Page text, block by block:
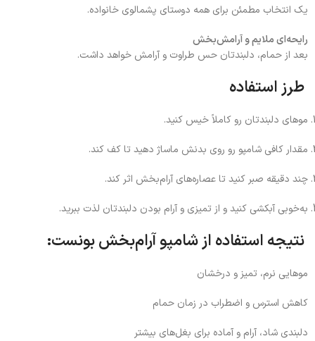
یک انتخاب مطمئن برای همه دوستای پشمالوی خانواده.
رایحه‌ای ملایم و آرامش‌بخش
بعد از حمام، دلبندتان حس طراوت و آرامش خواهد داشت.
طرز استفاده
موهای دلبندتان رو کاملاً خیس کنید.
مقدار کافی شامپو رو روی بدنش ماساژ دهید تا کف کند.
چند دقیقه صبر کنید تا عصاره‌های آرام‌بخش اثر کند.
به‌خوبی آبکشی کنید و از تمیزی و آرام بودن دلبندتان لذت ببرید.
نتیجه استفاده از شامپو آرام‌بخش بونست:
موهایی نرم، تمیز و درخشان
کاهش استرس و اضطراب در زمان حمام
دلبندی شاد، آرام و آماده برای بغل‌های بیشتر